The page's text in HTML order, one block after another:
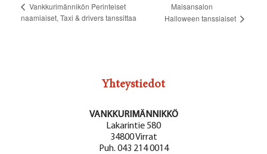
Vankkurimännikön Perinteiset
naamiaiset, Taxi & drivers tanssittaa
Maisansalon
Halloween tanssiaiset
Yhteystiedot
VANKKURIMÄNNIKKÖ
Lakarintie 580
34800 Virrat
Puh. 043 214 0014